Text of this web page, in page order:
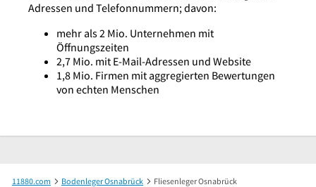
Adressen und Telefonnummern; davon:
mehr als 2 Mio. Unternehmen mit
Öffnungszeiten
2,7 Mio. mit E-Mail-Adressen und Website
1,8 Mio. Firmen mit aggregierten Bewertungen
von echten Menschen
11880.com Bodenleger Osnabrück Fliesenleger Osnabrück